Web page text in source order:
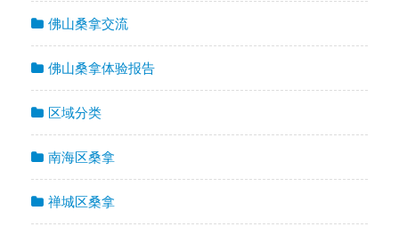
佛山桑拿交流
佛山桑拿体验报告
区域分类
南海区桑拿
禅城区桑拿